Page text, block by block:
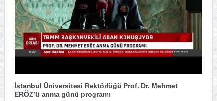
İstanbul Üniversitesi Rektörlüğü Prof. Dr. Mehmet
ERÖZ’ü anma günü programı